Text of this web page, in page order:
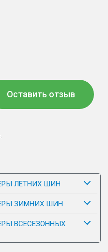
Оставить отзыв
ЛЕТНИХ ШИН
ЗИМНИХ ШИН
ВСЕСЕЗОННЫХ